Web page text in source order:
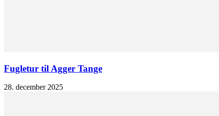
Fugletur til Agger Tange
28. december 2025